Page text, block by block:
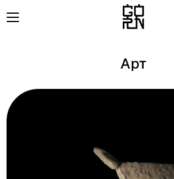
Арт